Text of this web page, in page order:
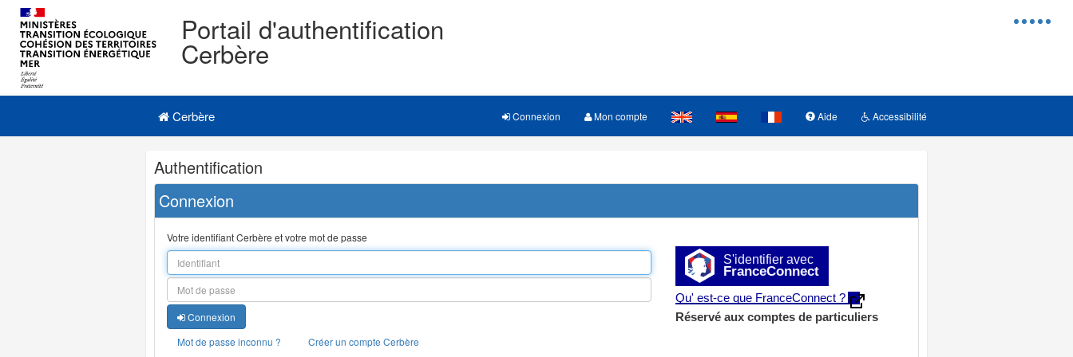
Menu
Portail d'authentification
Cerbère
Navigation
Menu principal
Cerbère Connexion Mon compte Aide Accessibilité
Navigation
et
outils
annexes
Authentification
Connexion
S'identifier avec
FranceConnect
Qu' est-ce que FranceConnect ?
Réservé aux comptes de particuliers
Votre identifiant Cerbère et votre mot de passe
Connexion
Mot de passe inconnu ?
Créer un compte Cerbère